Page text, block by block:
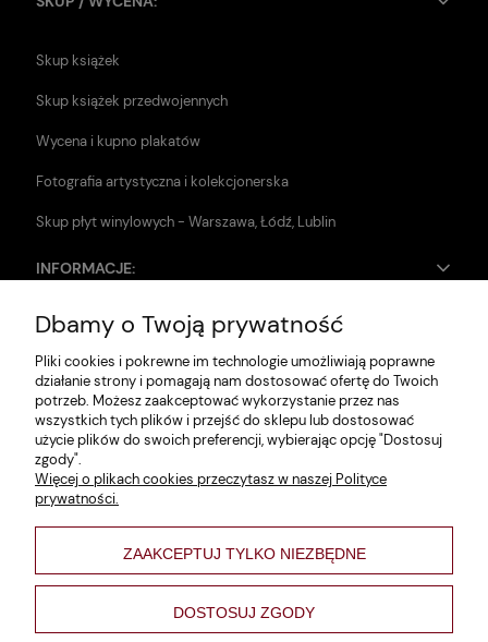
Skup książek
Skup książek przedwojennych
Wycena i kupno plakatów
Fotografia artystyczna i kolekcjonerska
Skup płyt winylowych - Warszawa, Łódź, Lublin
INFORMACJE:
Zwroty i reklamacje
Dane firmy
Jak szukać?
Polityka prywatności
Regulamin
Poltyka cookies
varsaviana
Dbamy o Twoją prywatność
Pliki cookies i pokrewne im technologie umożliwiają poprawne
działanie strony i pomagają nam dostosować ofertę do Twoich
potrzeb. Możesz zaakceptować wykorzystanie przez nas
wszystkich tych plików i przejść do sklepu lub dostosować
użycie plików do swoich preferencji, wybierając opcję "Dostosuj
zgody".
Więcej o plikach cookies przeczytasz w naszej Polityce
prywatności.
ZAAKCEPTUJ TYLKO NIEZBĘDNE
DOSTOSUJ ZGODY